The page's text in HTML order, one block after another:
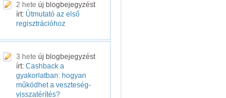
2 hete új blogbejegyzést
írt: Útmutató az első
regisztrációhoz
3 hete új blogbejegyzést
írt: Cashback a
gyakorlatban: hogyan
működhet a veszteség-
visszatérítés?